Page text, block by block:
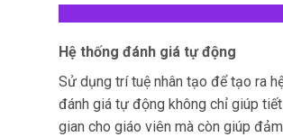
Hệ thống đánh giá tự động
Sử dụng trí tuệ nhân tạo để tạo ra
đánh giá tự động không chỉ giúp
gian cho giáo viên mà còn giúp